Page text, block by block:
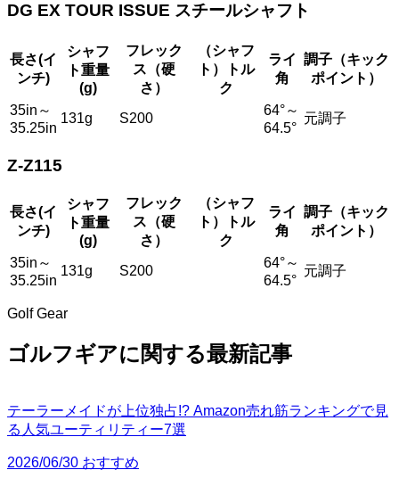
DG EX TOUR ISSUE スチールシャフト
長さ(イ
ンチ)
シャフ
ト重量
(g)
フレック
ス（硬
さ）
（シャフ
ト）トル
ク
ライ
角
調子（キック
ポイント）
35in～
35.25in
131g S200
64°～
64.5°
元調子
Z-Z115
長さ(イ
ンチ)
シャフ
ト重量
(g)
フレック
ス（硬
さ）
（シャフ
ト）トル
ク
ライ
角
調子（キック
ポイント）
35in～
35.25in
131g S200
64°～
64.5°
元調子
Golf Gear
ゴルフギアに関する最新記事
テーラーメイドが上位独占!? Amazon売れ筋ランキングで見
る人気ユーティリティー7選
2026/06/30 おすすめ